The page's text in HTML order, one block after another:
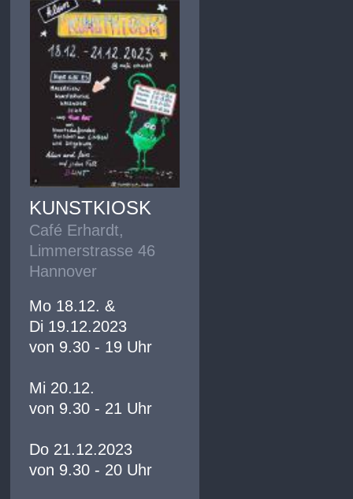
KUNSTKIOSK
Café Erhardt,
Limmerstrasse 46
Hannover
Mo 18.12. &
Di 19.12.2023
von 9.30 - 19 Uhr
Mi 20.12.
von 9.30 - 21 Uhr
Do 21.12.2023
von 9.30 - 20 Uhr